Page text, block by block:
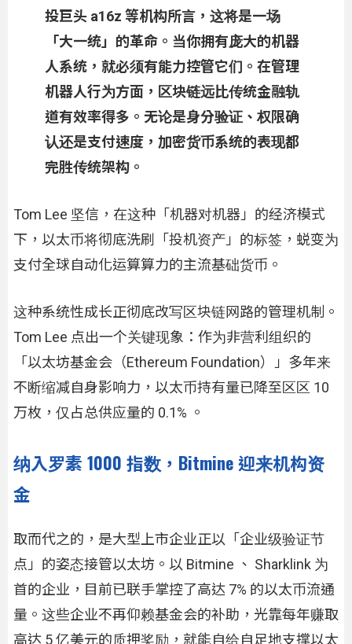
投巨头 a16z 等机构所言，这将是一场
「大一统」的革命。当你拥有庞大的机器
人系统，就必须有能力控管它们。在管理
机器人行为方面，区块链远比传统金融轨
道有效率得多。无论是身分验证、权限确
认还是支付速度，加密货币系统的表现都
完胜传统架构。
Tom Lee 坚信，在这种「机器对机器」的经济模式
下，以太币将彻底洗刷「投机资产」的标签，蜕变为
支付全球自动化运算算力的主流基础货币。
这种系统性成长正彻底改写区块链网路的管理机制。
Tom Lee 点出一个关键现象：作为非营利组织的
「以太坊基金会（Ethereum Foundation）」多年来
不断缩减自身影响力，以太币持有量已降至区区 10
万枚，仅占总供应量的 0.1% 。
纳入罗素 1000 指数，Bitmine 迎来机构资
金
取而代之的，是大型上市企业正以「企业级验证节
点」的姿态接管以太坊。以 Bitmine 、 Sharklink 为
首的企业，目前已联手掌控了高达 7% 的以太币流通
量。这些企业不再仰赖基金会的补助，光靠每年赚取
高达 5 亿美元的质押奖励，就能自给自足地支撑以太